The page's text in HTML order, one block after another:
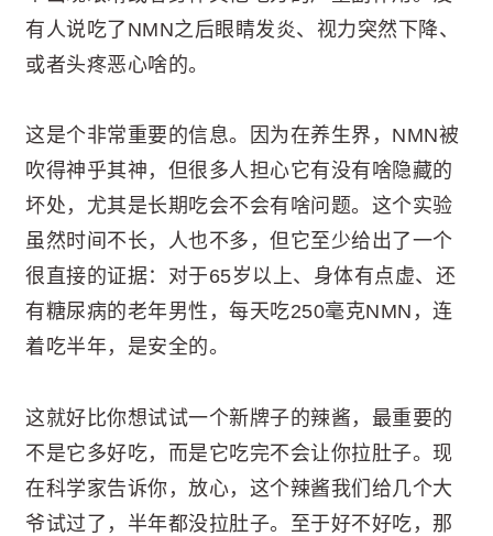
有人说吃了NMN之后眼睛发炎、视力突然下降、
或者头疼恶心啥的。
这是个非常重要的信息。因为在养生界，NMN被
吹得神乎其神，但很多人担心它有没有啥隐藏的
坏处，尤其是长期吃会不会有啥问题。这个实验
虽然时间不长，人也不多，但它至少给出了一个
很直接的证据：对于65岁以上、身体有点虚、还
有糖尿病的老年男性，每天吃250毫克NMN，连
着吃半年，是安全的。
这就好比你想试试一个新牌子的辣酱，最重要的
不是它多好吃，而是它吃完不会让你拉肚子。现
在科学家告诉你，放心，这个辣酱我们给几个大
爷试过了，半年都没拉肚子。至于好不好吃，那